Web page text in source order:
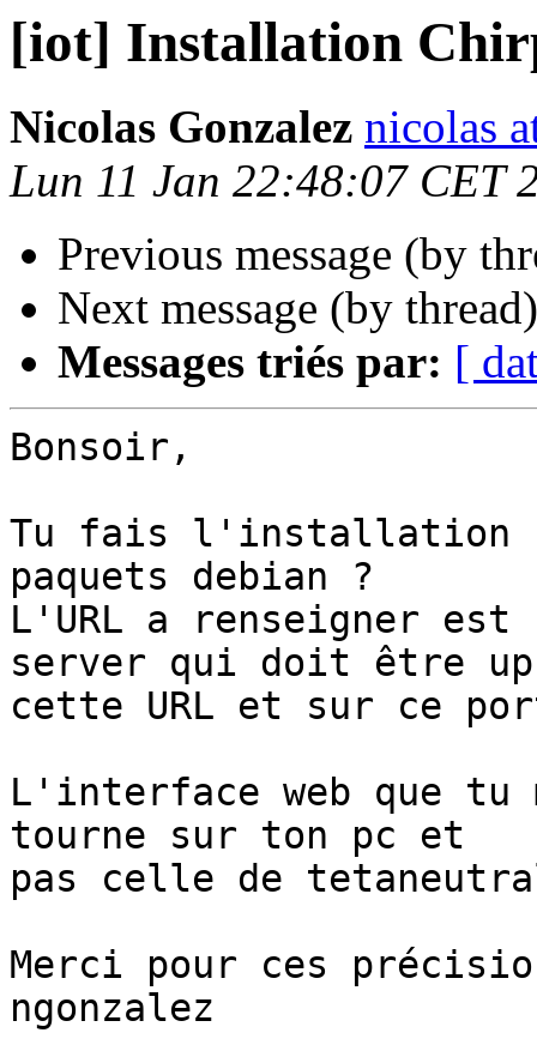
[iot] Installation
Nicolas Gonzalez nicolas
Lun 11 Jan 22:48:07 CET
Previous message (by
Next message (by
Messages triés par: [
Bonsoir,
Tu fais l'installation
paquets debian ?
L'URL a renseigner
server qui doit être
cette URL et sur ce
L'interface web que
tourne sur ton pc et
pas celle de
Merci pour ces
ngonzalez